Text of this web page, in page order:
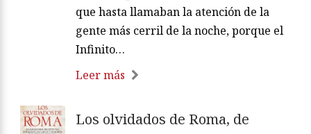
que hasta llamaban la atención de la
gente más cerril de la noche, porque el
Infinito…
Leer más
Los olvidados de Roma, de